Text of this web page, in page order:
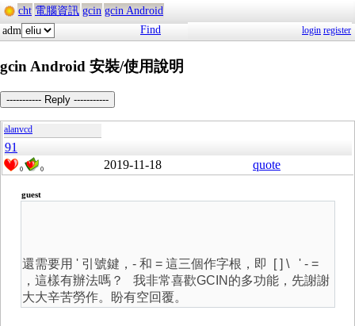
cht 電腦資訊 gcin gcin Android
adm
Find login register
gcin Android 安裝/使用說明
----------- Reply -----------
alanvcd
91
0 0 2019-11-18 quote
guest
還需要用 ' 引號鍵，- 和 = 這三個作字根，即 [ ] \ ' - =
，這樣有辦法嗎？ 我非常喜歡GCIN的多功能，先謝謝
大大辛苦勞作。盼有空回覆。